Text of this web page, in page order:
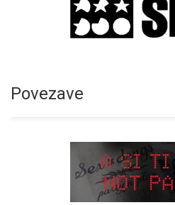
Povezave